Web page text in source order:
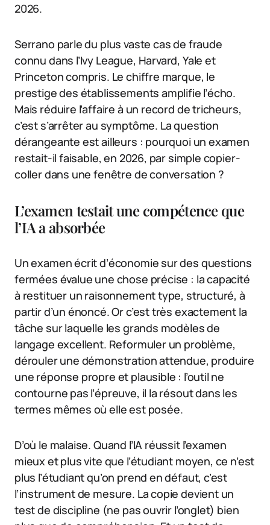
2026.
Serrano parle du plus vaste cas de fraude
connu dans l’Ivy League, Harvard, Yale et
Princeton compris. Le chiffre marque, le
prestige des établissements amplifie l’écho.
Mais réduire l’affaire à un record de tricheurs,
c’est s’arrêter au symptôme. La question
dérangeante est ailleurs : pourquoi un examen
restait-il faisable, en 2026, par simple copier-
coller dans une fenêtre de conversation ?
L’examen testait une compétence que
l’IA a absorbée
Un examen écrit d’économie sur des questions
fermées évalue une chose précise : la capacité
à restituer un raisonnement type, structuré, à
partir d’un énoncé. Or c’est très exactement la
tâche sur laquelle les grands modèles de
langage excellent. Reformuler un problème,
dérouler une démonstration attendue, produire
une réponse propre et plausible : l’outil ne
contourne pas l’épreuve, il la résout dans les
termes mêmes où elle est posée.
D’où le malaise. Quand l’IA réussit l’examen
mieux et plus vite que l’étudiant moyen, ce n’est
plus l’étudiant qu’on prend en défaut, c’est
l’instrument de mesure. La copie devient un
test de discipline (ne pas ouvrir l’onglet) bien